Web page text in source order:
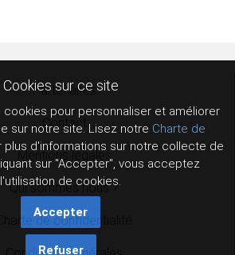
Cookies sur ce site
cookies pour personnaliser et améliorer
sur notre site. Lisez notre Charte de
plus d'informations sur notre collecte de
sur "Accepter", vous acceptez
l'utilisation de cookies.
Accepter
Refuser
Partenaires
Contact
Mentions légales
Qui sommes nous ?
Charte de confidentialité